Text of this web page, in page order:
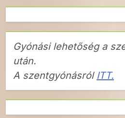
Gyónási lehetőség a
után.
A szentgyónásról ITT.